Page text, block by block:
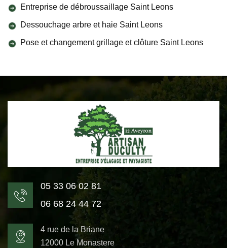
Entreprise de débroussaillage Saint Leons
Dessouchage arbre et haie Saint Leons
Pose et changement grillage et clôture Saint Leons
05 33 06 02 81
06 68 24 44 72
4 rue de la Briane
12000 Le Monastere